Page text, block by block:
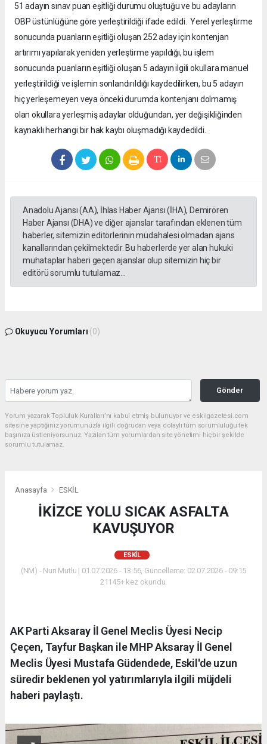
51 adayın sınav puan eşitliği durumu oluştuğu ve bu adayların
OBP üstünlüğüne göre yerleştirildiği ifade edildi. Yerel yerleştirme
sonucunda puanların eşitliği oluşan 252 aday için kontenjan
artırımı yapılarak yeniden yerleştirme yapıldığı, bu işlem
sonucunda puanların eşitliği oluşan 5 adayın ilgili okullara manuel
yerleştirildiği ve işlemin sonlandırıldığı kaydedilirken, bu 5 adayın
hiç yerleşemeyen veya önceki durumda kontenjanı dolmamış
olan okullara yerleşmiş adaylar olduğundan, yer değişikliğinden
kaynaklı herhangi bir hak kaybı oluşmadığı kaydedildi.
Anadolu Ajansı (AA), İhlas Haber Ajansı (İHA), Demirören
Haber Ajansı (DHA) ve diğer ajanslar tarafından eklenen tüm
haberler, sitemizin editörlerinin müdahalesi olmadan ajans
kanallarından çekilmektedir. Bu haberlerde yer alan hukuki
muhataplar haberi geçen ajanslar olup sitemizin hiç bir
editörü sorumlu tutulamaz...
Okuyucu Yorumları (0)
Gönder
Yorum yazarak Topluluk Kuralları’nı kabul etmiş bulunuyor ve eskilgazetesi.com
sitesine yaptığınız yorumunuzla ilgili doğrudan veya dolaylı tüm sorumluluğu tek
başınıza üstleniyorsunuz. Yazılan tüm yorumlardan site yönetimi hiçbir şekilde
sorumlu tutulamaz.
Anasayfa ESKİL
İKİZCE YOLU SICAK ASFALTA
KAVUŞUYOR
ESKİL
(NM) - Nuri Mutlu | 01.07.2026 - 13:56, Güncelleme: 02.07.2026 - 09:15
21145+ kez okundu.
AK Parti Aksaray İl Genel Meclis Üyesi Necip
Çeçen, Tayfur Başkan ile MHP Aksaray İl Genel
Meclis Üyesi Mustafa Güdendede, Eskil'de uzun
süredir beklenen yol yatırımlarıyla ilgili müjdeli
haberi paylaştı.